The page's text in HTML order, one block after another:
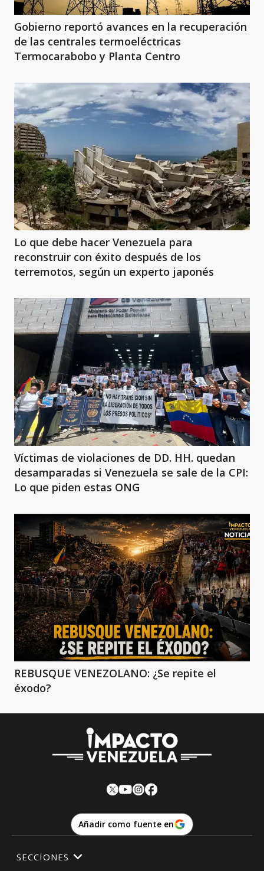
Gobierno reportó avances en la recuperación
de las centrales termoeléctricas
Termocarabobo y Planta Centro
Lo que debe hacer Venezuela para
reconstruir con éxito después de los
terremotos, según un experto japonés
Víctimas de violaciones de DD. HH. quedan
desamparadas si Venezuela se sale de la CPI:
Lo que piden estas ONG
REBUSQUE VENEZOLANO: ¿Se repite el
éxodo?
Añadir como fuente en
SECCIONES